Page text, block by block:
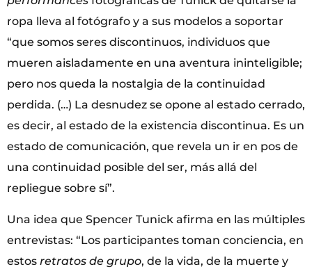
ropa lleva al fotógrafo y a sus modelos a soportar
“que somos seres discontinuos, individuos que
mueren aisladamente en una aventura ininteligible;
pero nos queda la nostalgia de la continuidad
perdida. (…) La desnudez se opone al estado cerrado,
es decir, al estado de la existencia discontinua. Es un
estado de comunicación, que revela un ir en pos de
una continuidad posible del ser, más allá del
repliegue sobre sí”.
Una idea que Spencer Tunick afirma en las múltiples
entrevistas: “Los participantes toman conciencia, en
estos retratos de grupo, de la vida, de la muerte y